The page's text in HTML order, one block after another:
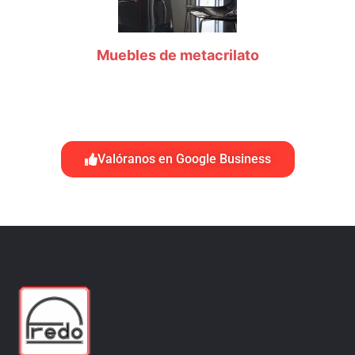
Muebles de metacrilato
Valóranos en Google Business